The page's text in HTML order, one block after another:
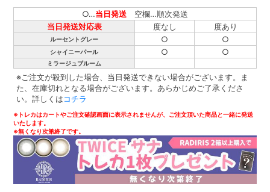
○…当日発送 空欄…順次発送
当日発送対応表
度なし 度あり
ルーセントグレー ○ ○
シャイニーパール ○ ○
ミラージュブルーム
※ご注文が殺到した場合、当日発送できない場合がございます。ま
た、在庫切れとなる場合がございます。あらかじめご了承くださ
い。詳しくはコチラ
※トレカはカートやご注文確認画面に表示されませんが、ご注文頂いた商品と一緒に発送
いたします。
※無くなり次第終了です。